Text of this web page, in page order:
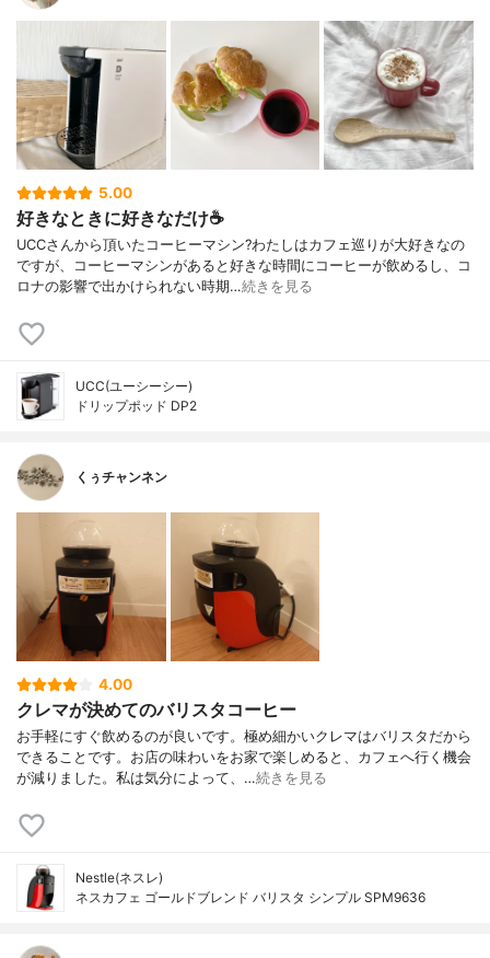
5.00
好きなときに好きなだけ☕️
UCCさんから頂いたコーヒーマシン?わたしはカフェ巡りが大好きなの
ですが、コーヒーマシンがあると好きな時間にコーヒーが飲めるし、コ
ロナの影響で出かけられない時期…続きを見る
UCC(ユーシーシー)
ドリップポッド DP2
くぅチャンネン
4.00
クレマが決めてのバリスタコーヒー
お手軽にすぐ飲めるのが良いです。極め細かいクレマはバリスタだから
できることです。お店の味わいをお家で楽しめると、カフェへ行く機会
が減りました。私は気分によって、…続きを見る
Nestle(ネスレ)
ネスカフェ ゴールドブレンド バリスタ シンプル SPM9636